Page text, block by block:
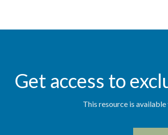
Get access to
This resource is